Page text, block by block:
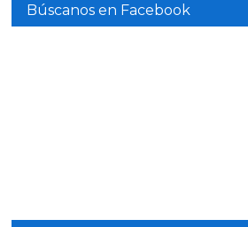
Búscanos en Facebook